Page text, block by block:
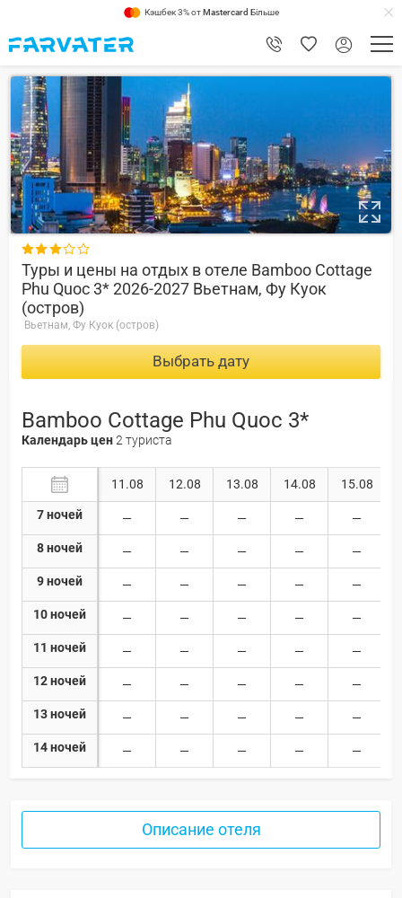
Кэшбек 3% отMastercard Більше

Туры и цены на отдых в отеле Bamboo Cottage
Phu Quoc 3* 2026-2027 Вьетнам, Фу Куок
(остров)
Вьетнам, Фу Куок (остров)
Выбрать дату
Bamboo Cottage Phu Quoc 3*
Календарь цен2 туриста
7 ночей
8 ночей
9 ночей
10 ночей
11 ночей
12 ночей
13 ночей
14 ночей
11.08 12.08 13.08 14.08 15.08
Описание отеля